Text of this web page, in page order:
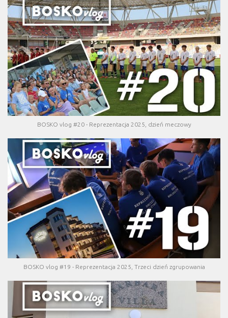
BOSKO vlog #20 - Reprezentacja 2025, dzień meczowy
BOSKO vlog #19 - Reprezentacja 2025, Trzeci dzień zgrupowania